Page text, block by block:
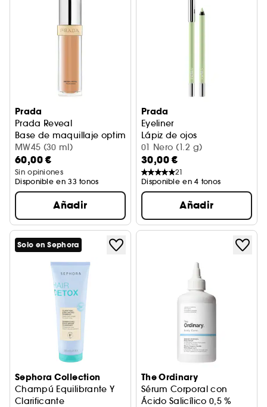
Prada
Prada Reveal
Base de maquillaje optimizadora
MW45 (30 ml)
60,00 €
Sin opiniones
Disponible en 33 tonos
Añadir
Prada
Eyeliner
Lápiz de ojos
01 Nero (1.2 g)
30,00 €
21
Disponible en 4 tonos
Añadir
Solo en Sephora
Sephora Collection
Champú Equilibrante Y
Clarificante
The Ordinary
Sérum Corporal con
Ácido Salicílico 0,5 %